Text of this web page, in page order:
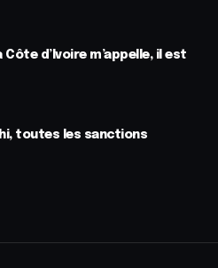
Côte d’Ivoire m’appelle, il est
toutes les sanctions